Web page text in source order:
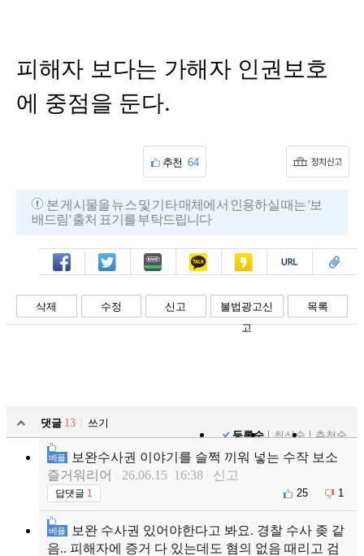
피해자 보다는 가해자 인권보호
에 중점을 둔다.
추천 64
본 게시물을 뉴스 및 기타 매체에서 인용하실 때는 '보
배드림' 출처 표기를 부탁드립니다
페북 트윗 밴드 카톡 카스 복사 스크랩
삭제 수정 신고
불법광고신
고
목록
댓글 13
쓰기
등록순
최신순 추천순
베플
보완수사권 이야기를 슬쩍 끼워 넣는 수작 보소
즐거워리어
26.06.15 16:38 신고
답댓글 1 25 1
베플
보완 수사권 있어야한다고 봐요. 경찰 수사 좆 같
음.. 피해자에 증거 다 있는데도 혐의 없음 때리고 검